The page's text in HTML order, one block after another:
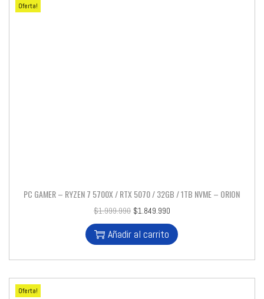
Oferta!
PC GAMER – RYZEN 7 5700X / RTX 5070 / 32GB / 1TB NVME – ORION
$1.999.990 $1.849.990
Añadir al carrito
Oferta!